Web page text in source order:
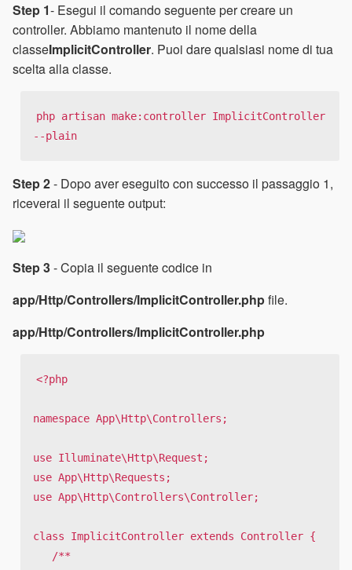
Step 1- Esegui il comando seguente per creare un
controller. Abbiamo mantenuto il nome della
classeImplicitController. Puoi dare qualsiasi nome di tua
scelta alla classe.
php artisan make:controller ImplicitController
--plain
Step 2- Dopo aver eseguito con successo il passaggio 1,
riceverai il seguente output:
Step 3- Copia il seguente codice in
app/Http/Controllers/ImplicitController.phpfile.
app/Http/Controllers/ImplicitController.php
<?php
namespace App\Http\Controllers;
use Illuminate\Http\Request;
use App\Http\Requests;
use App\Http\Controllers\Controller;
class ImplicitController extends Controller {